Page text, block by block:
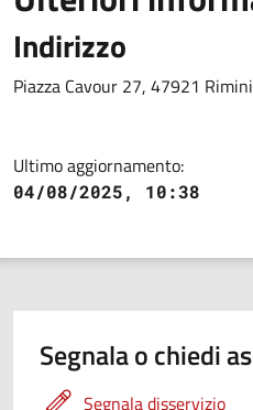
Indirizzo
Piazza Cavour 27, 47921 Rimini
Ultimo aggiornamento:
04/08/2025, 10:38
Segnala o chiedi
Segnala disservizio